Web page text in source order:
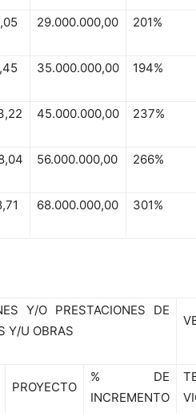
29.000.000,00 201%
35.000.000,00 194%
45.000.000,00 237%
56.000.000,00 266%
68.000.000,00 301%
Y/O PRESTACIONES DE
Y/U OBRAS
PROYECTO
% DE
INCREMENTO